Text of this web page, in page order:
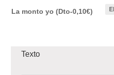
La monto yo (Dto-0,10€)
Texto